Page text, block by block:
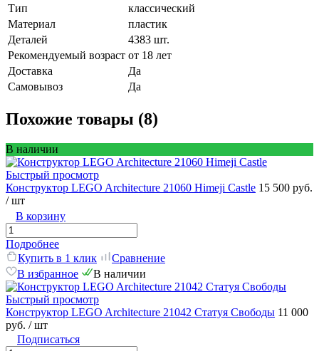
Тип
классический
Материал
пластик
Деталей
4383 шт.
Рекомендуемый возраст от 18 лет
Доставка
Да
Самовывоз
Да
Похожие товары (8)
В наличии
Быстрый просмотр
Конструктор LEGO Architecture 21060 Himeji Castle 15 500 руб.
/ шт
В корзину
Подробнее
Купить в 1 клик
Сравнение
В избранное
В наличии
Быстрый просмотр
Конструктор LEGO Architecture 21042 Статуя Свободы 11 000
руб. / шт
Подписаться